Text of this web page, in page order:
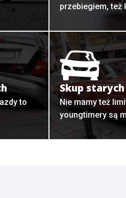
przebiegiem, też
to
Skup
Nie mamy też
youngtimery są